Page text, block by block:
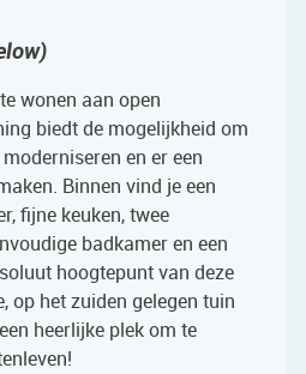
wonen aan open
biedt de mogelijkheid om
en er een
Binnen vind je een
fijne keuken, twee
badkamer en een
hoogtepunt van deze
op het zuiden gelegen tuin
heerlijke plek om te